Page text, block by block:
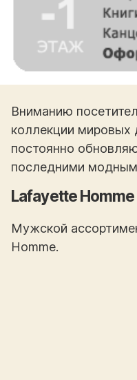
Вниманию
коллекции мировых
постоянно
последними
Lafayette Homme
Мужской
Homme.